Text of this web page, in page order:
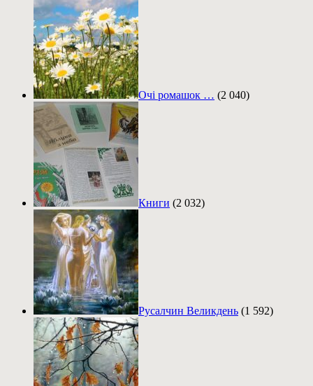
Очі ромашок … (2 040)
Книги (2 032)
Русалчин Великдень (1 592)